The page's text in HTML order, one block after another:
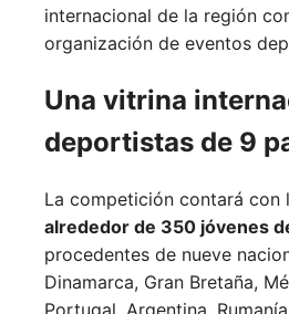
internacional de la región
organización de eventos
Una vitrina
deportistas de 9
La competición contará
alrededor de 350 jóvenes
procedentes de nueve
Dinamarca, Gran Bretaña,
Portugal, Argentina,